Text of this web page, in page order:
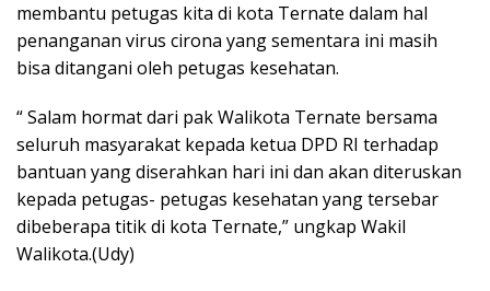
membantu petugas kita di kota Ternate dalam hal
penanganan virus cirona yang sementara ini masih
bisa ditangani oleh petugas kesehatan.
“ Salam hormat dari pak Walikota Ternate bersama
seluruh masyarakat kepada ketua DPD RI terhadap
bantuan yang diserahkan hari ini dan akan diteruskan
kepada petugas- petugas kesehatan yang tersebar
dibeberapa titik di kota Ternate,” ungkap Wakil
Walikota.(Udy)